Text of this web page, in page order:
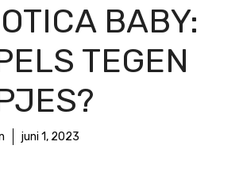
BABY:
TEGEN
juni 1, 2023